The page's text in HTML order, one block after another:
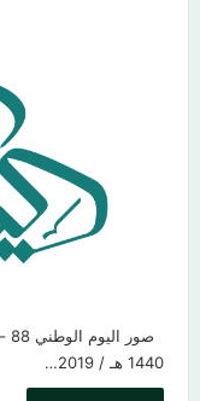
1440 هـ / 2019…